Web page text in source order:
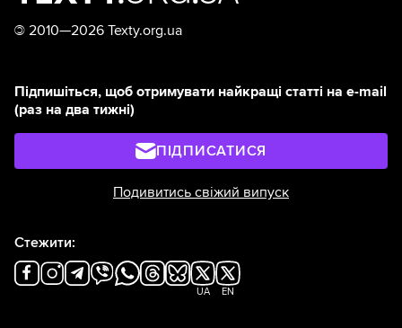
© 2010—2026 Texty.org.ua
Підпишіться, щоб отримувати найкращі статті на e-mail
(раз на два тижні)
ПІДПИСАТИСЯ
Подивитись свіжий випуск
Стежити:
UA EN